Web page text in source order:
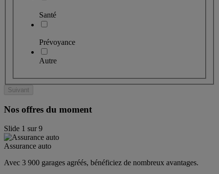
Santé
Prévoyance
Autre
Suivant
Nos offres du moment
Slide 1 sur9
Assurance auto
Avec 3 900 garages agréés, bénéficiez de nombreux avantages.